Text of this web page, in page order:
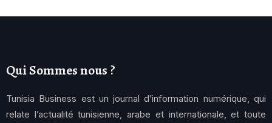
Qui Sommes nous ?
Tunisia Business est un journal d’information numérique, qui
relate l’actualité tunisienne, arabe et internationale, et toute